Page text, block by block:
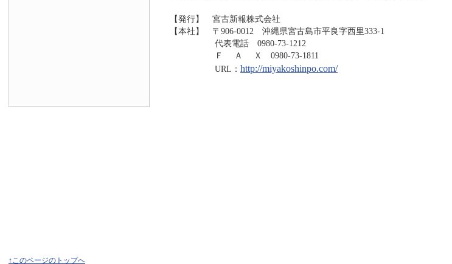
【発行】 宮古新報株式会社
【本社】 〒906-0012 沖縄県宮古島市平良字西里333-1
代表電話 0980-73-1212
Ｆ Ａ Ｘ 0980-73-1811
URL： http://miyakoshinpo.com/
↑このページのトップへ